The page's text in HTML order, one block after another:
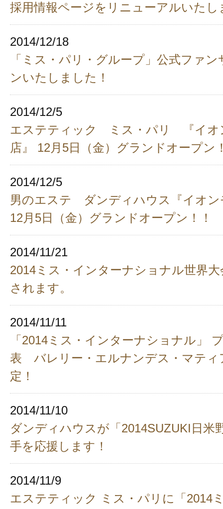
採用情報ページをリニューアルいたし
2014/12/18
「ミス・パリ・グループ」公式ファ
ンいたしました！
2014/12/5
エステティック ミス・パリ 『イオ
店』 12月5日（金）グランドオープン
2014/12/5
男のエステ ダンディハウス『イオン
12月5日（金）グランドオープン！！
2014/11/21
2014ミス・インターナショナル世界
されます。
2014/11/11
「2014ミス・インターナショナル」
表 バレリー・エルナンデス・マティ
定！
2014/11/10
ダンディハウスが「2014SUZUKI日米
手を応援します！
2014/11/9
エステティック ミス・パリに「2014